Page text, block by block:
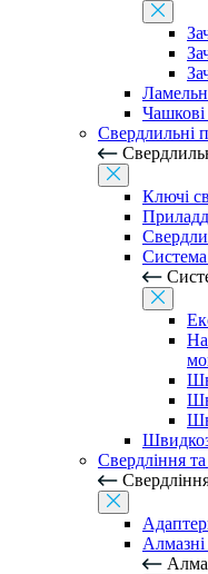
Чашкові
Свердлильні
Ключі
Свердління
Алмазні